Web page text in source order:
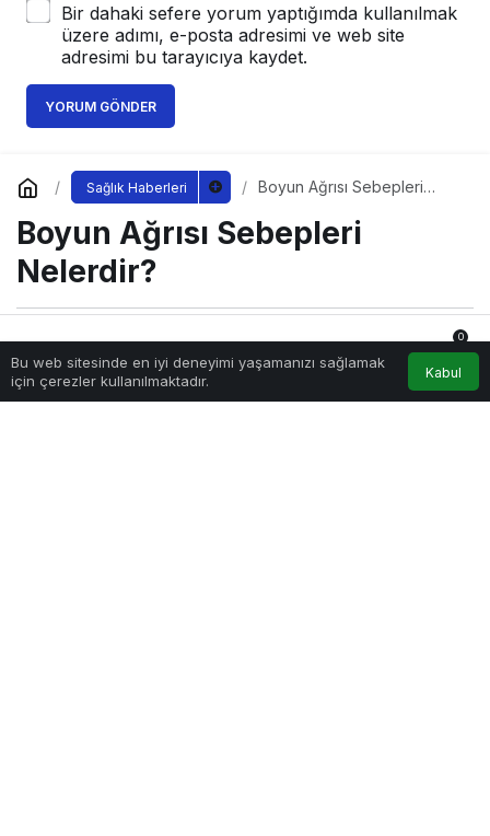
Bir dahaki sefere yorum yaptığımda kullanılmak
üzere adımı, e-posta adresimi ve web site
adresimi bu tarayıcıya kaydet.
YORUM GÖNDER
Sağlık Haberleri
Boyun Ağrısı Sebepleri
Boyun Ağrısı Sebepleri
Nelerdir?
Sağlıklı.Orgtarafından yayınlandı
25 Kasım 2021, 15:34 yayınlandı
7 Eylül 2022, 16:43
Bu web sitesinde en iyi deneyimi yaşamanızı sağlamak
için çerezler kullanılmaktadır.
Kabul
Anasayfa Akış Hesabım Bildirimler
0